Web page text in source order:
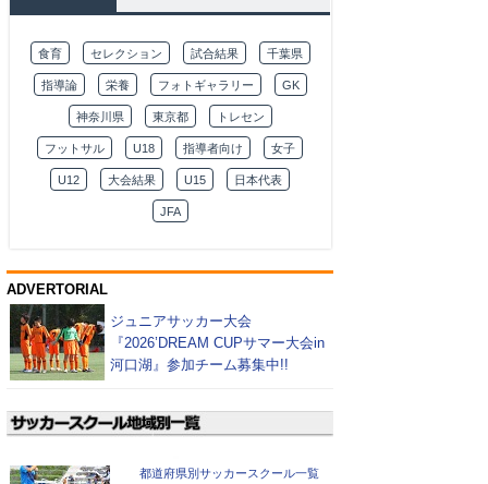
食育 セレクション 試合結果 千葉県
指導論 栄養 フォトギャラリー GK
神奈川県 東京都 トレセン
フットサル U18 指導者向け 女子
U12 大会結果 U15 日本代表
JFA
ADVERTORIAL
ジュニアサッカー大会
『2026’DREAM CUPサマー大会in
河口湖』参加チーム募集中!!
都道府県別サッカースクール一覧